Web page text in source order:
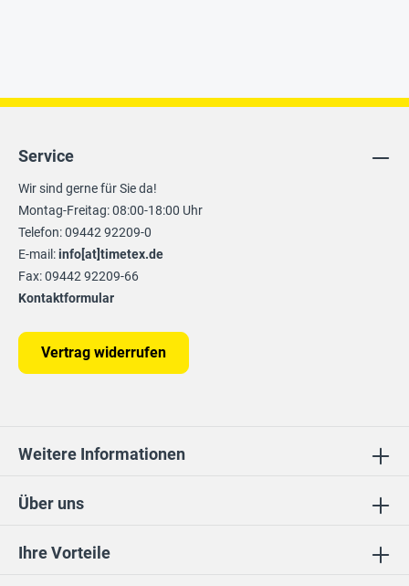
Ihre Vorteile
Über uns
Service
Wir sind gerne für Sie da!
Montag-Freitag: 08:00-18:00 Uhr
Telefon: 09442 92209-0
E-mail:info[at]timetex.de
Fax: 09442 92209-66
Kontaktformular
Vertrag widerrufen
Weitere Informationen